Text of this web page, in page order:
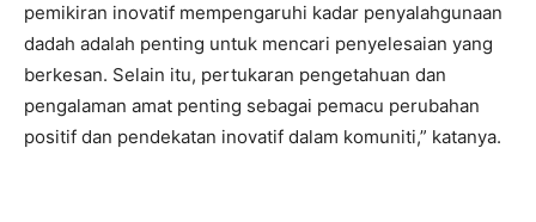
pemikiran inovatif mempengaruhi kadar penyalahgunaan
dadah adalah penting untuk mencari penyelesaian yang
berkesan. Selain itu, pertukaran pengetahuan dan
pengalaman amat penting sebagai pemacu perubahan
positif dan pendekatan inovatif dalam komuniti,” katanya.